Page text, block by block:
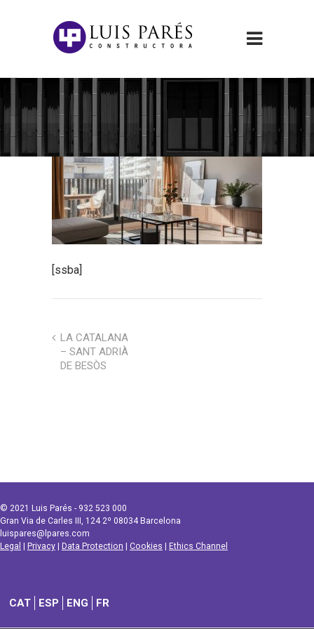
[ssba]
LA CATALANA
– SANT ADRIÀ
DE BESÒS
© 2021 Luis Parés - 932 523 000
Gran Via de Carles III, 124 2º 08034 Barcelona
luispares@lpares.com
Legal
Privacy Data Protection Cookies Ethics Channel
CAT ESP ENG FR